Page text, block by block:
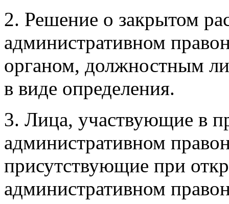
2. Решение о закрытом
административном
органом, должностным
в виде определения.
3. Лица, участвующие в
административном
присутствующие при
административном